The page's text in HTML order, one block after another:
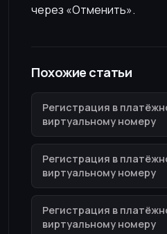
через «Отменить».
Похожие статьи
Регистрация в
виртуальному номеру
Регистрация в
виртуальному номеру
Регистрация в
виртуальному номеру